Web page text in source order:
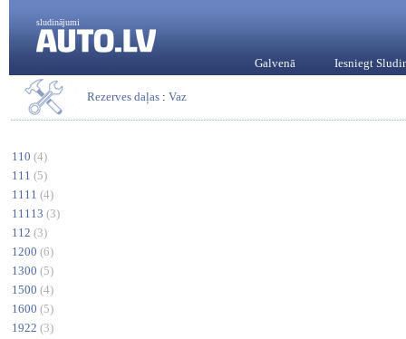
sludinājumi
Galvenā Iesniegt
Rezerves daļas : Vaz
110 (4)
111 (5)
1111 (4)
11113 (3)
112 (3)
1200 (6)
1300 (5)
1500 (4)
1600 (5)
1922 (3)